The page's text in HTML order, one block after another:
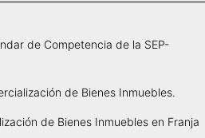
de Competencia de la SEP-
de Bienes Inmuebles.
de Bienes Inmuebles en Franja